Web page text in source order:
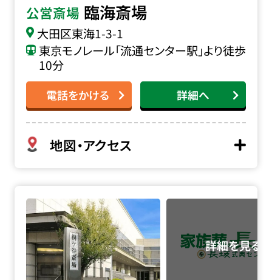
公営斎場 臨海斎場
大田区東海1-3-1
東京モノレール「流通センター駅」より徒歩
10分
電話をかける 詳細へ
地図・アクセス
桐ヶ谷斎場の詳細へ